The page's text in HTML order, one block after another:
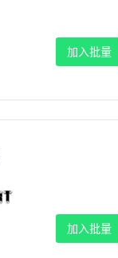
加入批量
加入批量